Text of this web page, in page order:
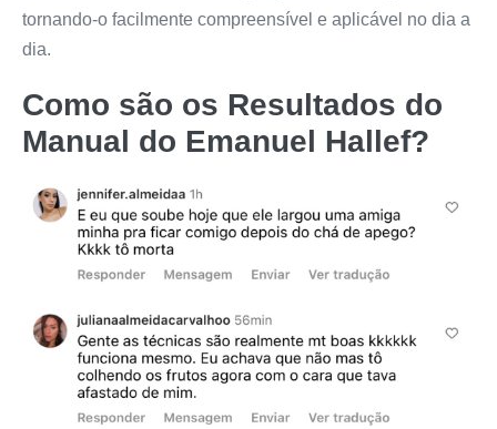
tornando-o facilmente compreensível e aplicável no dia a
dia.
Como são os Resultados do
Manual do Emanuel Hallef?